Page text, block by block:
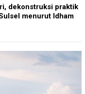
dekonstruksi praktik
menurut Idham